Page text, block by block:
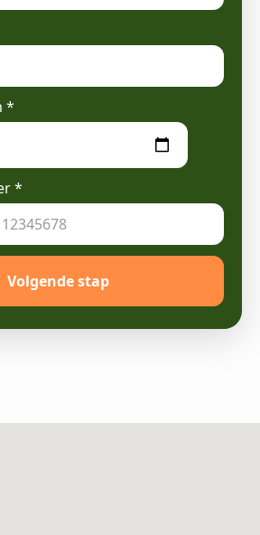
*
*
Volgende stap